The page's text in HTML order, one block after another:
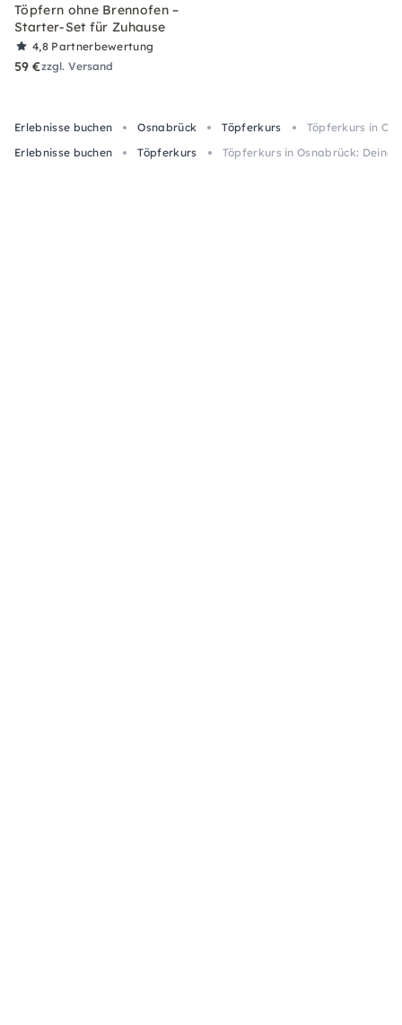
Töpfern ohne Brennofen –
Starter-Set für Zuhause
4,8 Partnerbewertung
59 €zzgl. Versand
Erlebnisse buchen Osnabrück Töpferkurs
Töpferkurs in
Erlebnisse buchen
Töpferkurs Töpferkurs in Osnabrück: Deine